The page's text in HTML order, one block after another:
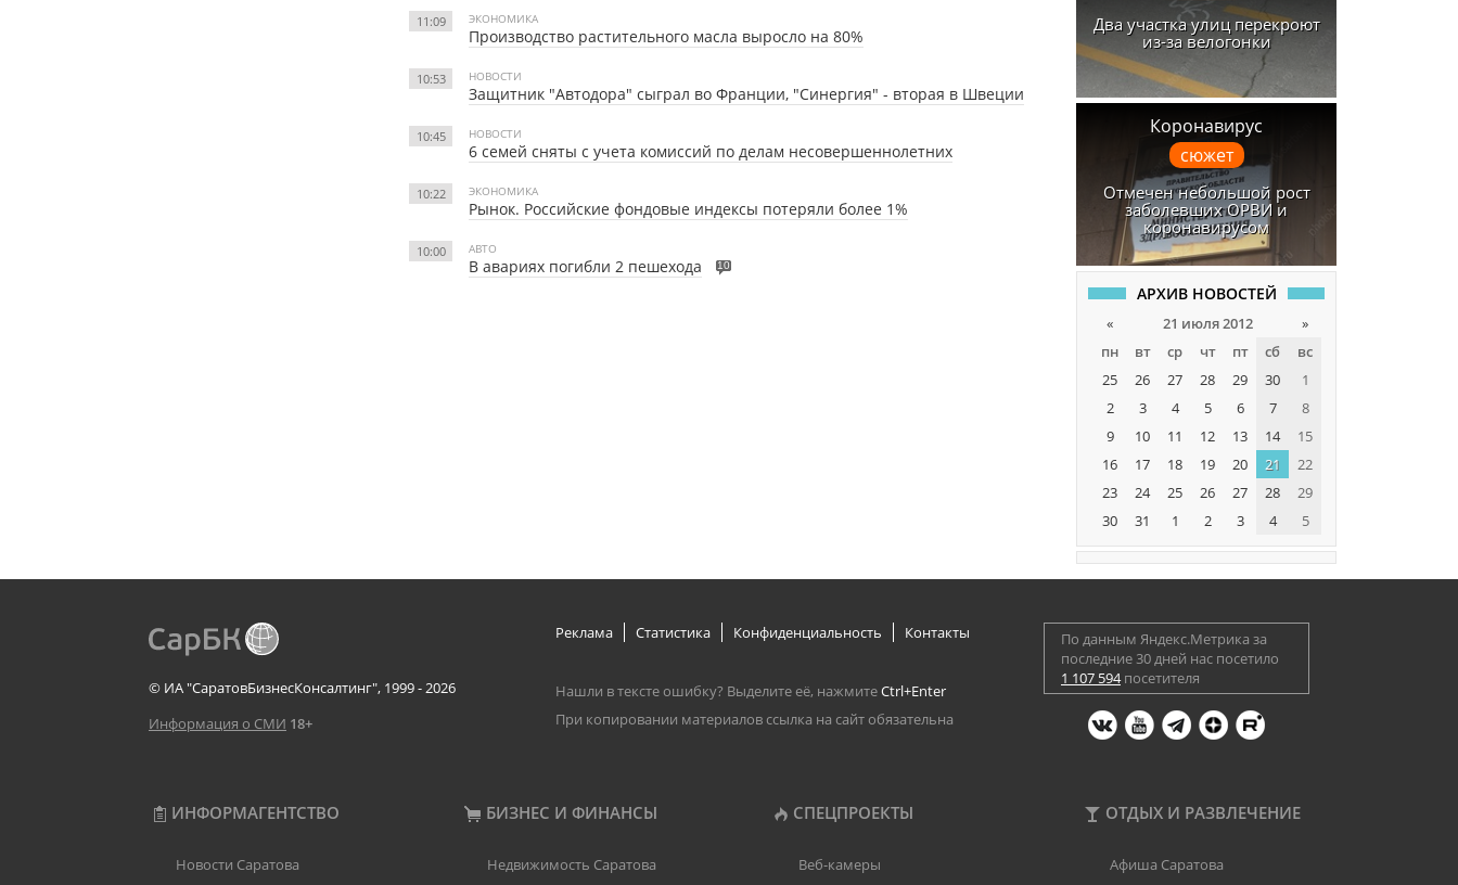
11:09 ЭКОНОМИКА
Производство растительного масла выросло на 80%
10:53 НОВОСТИ
Защитник "Автодора" сыграл во Франции, "Синергия" - вторая в Швеции
10:45 НОВОСТИ
6 семей сняты с учета комиссий по делам несовершеннолетних
10:22 ЭКОНОМИКА
Рынок. Российские фондовые индексы потеряли более 1%
10:00 АВТО
В авариях погибли 2 пешехода 10
Два участка улиц перекроют
из-за велогонки
Коронавирус
сюжет
Отмечен небольшой рост
заболевших ОРВИ и
коронавирусом
АРХИВ НОВОСТЕЙ
« 21 июля 2012
»
пн
вт ср чт пт сб
вс
25
26 27 28 29 30
1
2
3 4 5 6 7
8
9
10 11 12 13 14
15
16
17 18 19 20 21
22
23
24 25 26 27 28
29
30
31 1 2 3 4 5
© ИА "СаратовБизнесКонсалтинг", 1999 - 2026
Информация о СМИ 18+
Реклама Статистика Конфиденциальность Контакты
Нашли в тексте ошибку? Выделите её, нажмитеCtrl+Enter
При копировании материалов ссылка на сайт обязательна
По данным Яндекс.Метрика за
последние 30 дней нас посетило
1 107 594посетителя
ИНФОРМАГЕНТСТВО БИЗНЕС И ФИНАНСЫ СПЕЦПРОЕКТЫ ОТДЫХ И РАЗВЛЕЧЕНИЕ
Новости Саратова Недвижимость Саратова Веб-камеры Афиша Саратова